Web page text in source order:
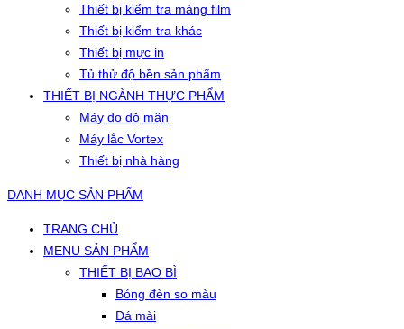
Thiết bị kiểm tra màng film
Thiết bị kiểm tra khác
Thiết bị mực in
Tủ thử độ bền sản phẩm
THIẾT BỊ NGÀNH THỰC PHẨM
Máy đo độ mặn
Máy lắc Vortex
Thiết bị nhà hàng
DANH MỤC SẢN PHẨM
TRANG CHỦ
MENU SẢN PHẨM
THIẾT BỊ BAO BÌ
Bóng đèn so màu
Đá mài